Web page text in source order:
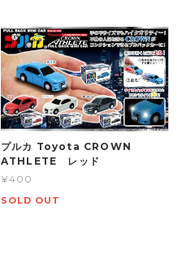
プルカ Toyota CROWN
ATHLETE レッド
¥400
SOLD OUT